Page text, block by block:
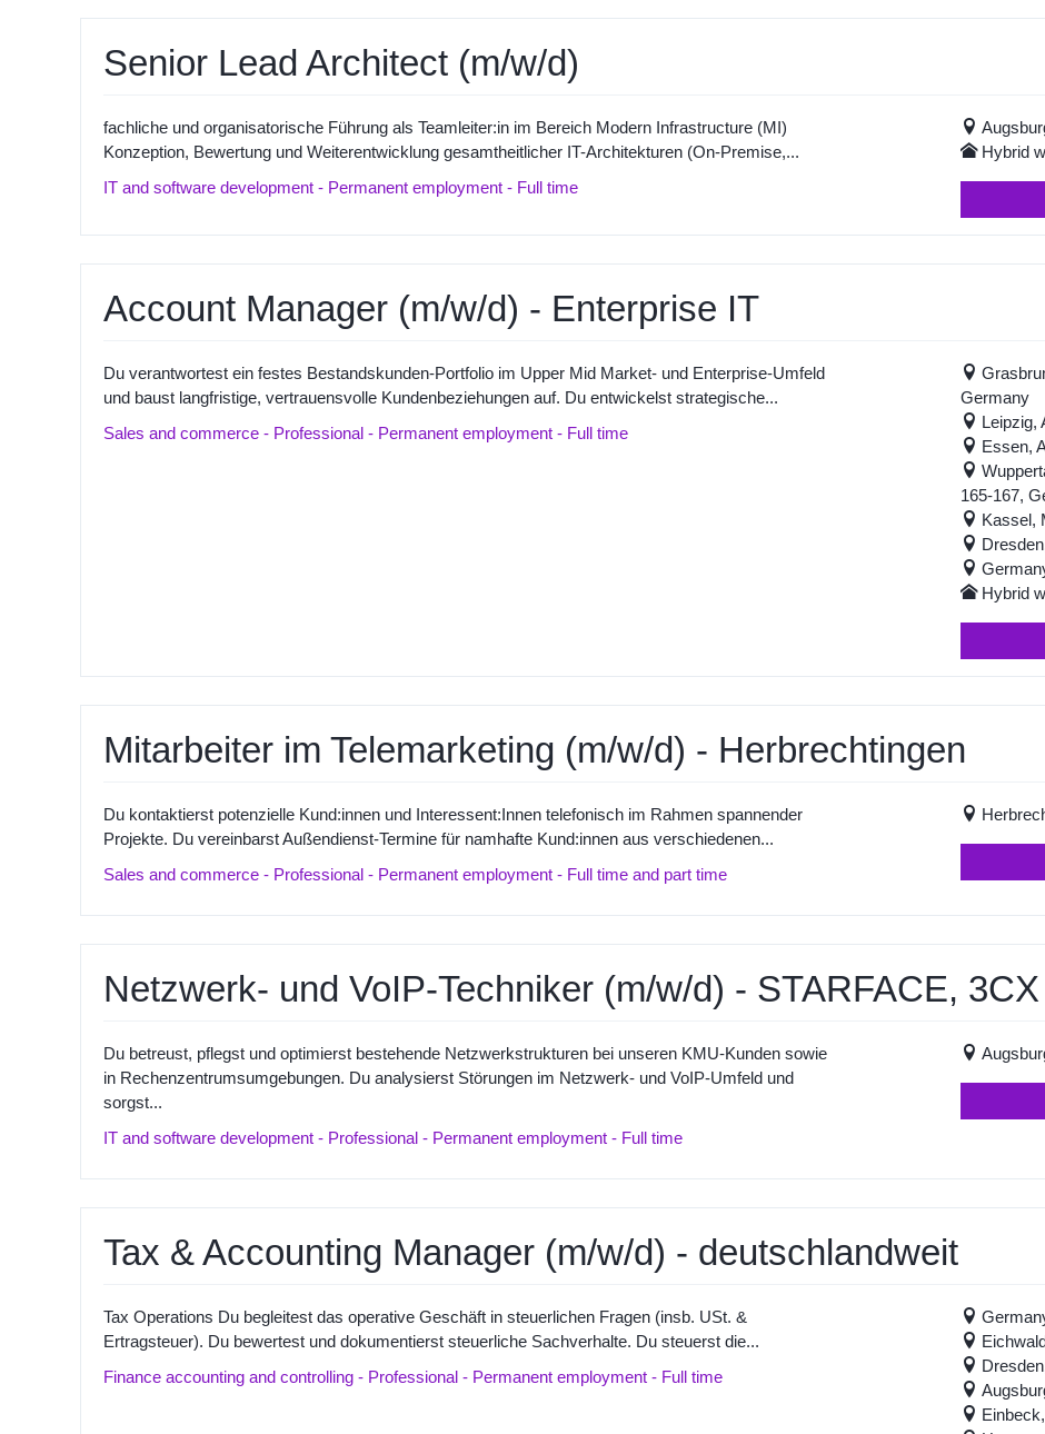
Senior Lead Architect (m/w/d)
fachliche und organisatorische Führung als Teamleiter:in im Bereich Modern Infrastructure (MI)
Konzeption, Bewertung und Weiterentwicklung gesamtheitlicher IT-Architekturen (On-Premise,...
IT and software development - Permanent employment - Full time
Hybrid
Account Manager (m/w/d) - Enterprise IT
Du verantwortest ein festes Bestandskunden-Portfolio im Upper Mid Market- und Enterprise-Umfeld
und baust langfristige, vertrauensvolle Kundenbeziehungen auf. Du entwickelst strategische...
Sales and commerce - Professional - Permanent employment - Full time
Germany
Leipzig,
Essen,
165-167,
Kassel,
Hybrid
Mitarbeiter im Telemarketing (m/w/d) - Herbrechtingen
Du kontaktierst potenzielle Kund:innen und Interessent:Innen telefonisch im Rahmen spannender
Projekte. Du vereinbarst Außendienst-Termine für namhafte Kund:innen aus verschiedenen...
Sales and commerce - Professional - Permanent employment - Full time and part time
Netzwerk- und VoIP-Techniker (m/w/d) - STARFACE,
Du betreust, pflegst und optimierst bestehende Netzwerkstrukturen bei unseren KMU-Kunden sowie
in Rechenzentrumsumgebungen. Du analysierst Störungen im Netzwerk- und VoIP-Umfeld und
sorgst...
IT and software development - Professional - Permanent employment - Full time
Tax & Accounting Manager (m/w/d) - deutschlandweit
Tax Operations Du begleitest das operative Geschäft in steuerlichen Fragen (insb. USt. &
Ertragsteuer). Du bewertest und dokumentierst steuerliche Sachverhalte. Du steuerst die...
Finance accounting and controlling - Professional - Permanent employment - Full time